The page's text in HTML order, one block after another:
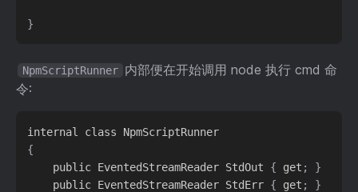
}
NpmScriptRunner 内部便在开始调用 node 执行 cmd 命
令:
{
    public EventedStreamReader StdOut
{ get ;
}
    public EventedStreamReader StdErr
{ get ;
}